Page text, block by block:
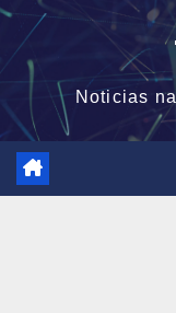
Skip
content
Noticias